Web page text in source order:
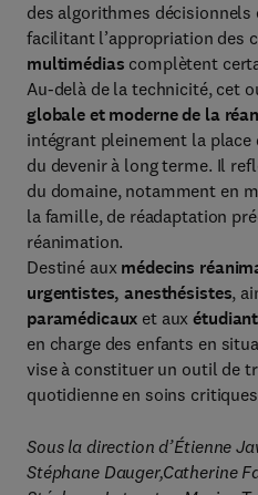
des algorithmes
facilitant l’appropriation des
multimédias complètent
Au-delà de la technicité, cet
globale et moderne de la
intégrant pleinement la place
du devenir à long terme. Il
du domaine, notamment en
la famille, de réadaptation
réanimation.
Destiné aux médecins
urgentistes, anesthésistes,
paramédicaux et aux
en charge des enfants en
vise à constituer un outil de
quotidienne en soins
Sous la direction d’Étienne
Stéphane Dauger,Catherine